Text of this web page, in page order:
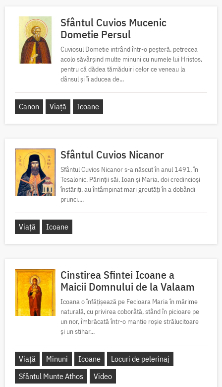
Sfântul Cuvios Mucenic
Dometie Persul
Cuviosul Dometie intrând într-o peșteră, petrecea
acolo săvârșind multe minuni cu numele lui Hristos,
pentru că dădea tămăduiri celor ce veneau la
dânsul și îi aducea de...
Canon Viață Icoane
Sfântul Cuvios Nicanor
Sfântul Cuvios Nicanor s-a născut în anul 1491, în
Tesalonic. Părinții săi, Ioan și Maria, doi credincioși
înstăriți, au întâmpinat mari greutăți în a dobândi
prunci....
Viață Icoane
Cinstirea Sfintei Icoane a
Maicii Domnului de la Valaam
Icoana o înfățișează pe Fecioara Maria în mărime
naturală, cu privirea coborâtă, stând în picioare pe
un nor, îmbrăcată într-o mantie roșie strălucitoare
și un stihar...
Viață Minuni Icoane
Locuri de pelerinaj
Sfântul Munte Athos
Video